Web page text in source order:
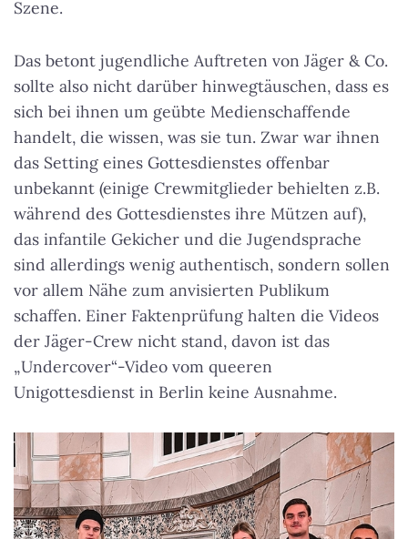
Szene.
Das betont jugendliche Auftreten von Jäger & Co.
sollte also nicht darüber hinwegtäuschen, dass es
sich bei ihnen um geübte Medienschaffende
handelt, die wissen, was sie tun. Zwar war ihnen
das Setting eines Gottesdienstes offenbar
unbekannt (einige Crewmitglieder behielten z.B.
während des Gottesdienstes ihre Mützen auf),
das infantile Gekicher und die Jugendsprache
sind allerdings wenig authentisch, sondern sollen
vor allem Nähe zum anvisierten Publikum
schaffen. Einer Faktenprüfung halten die Videos
der Jäger-Crew nicht stand, davon ist das
„Undercover“-Video vom queeren
Unigottesdienst in Berlin keine Ausnahme.